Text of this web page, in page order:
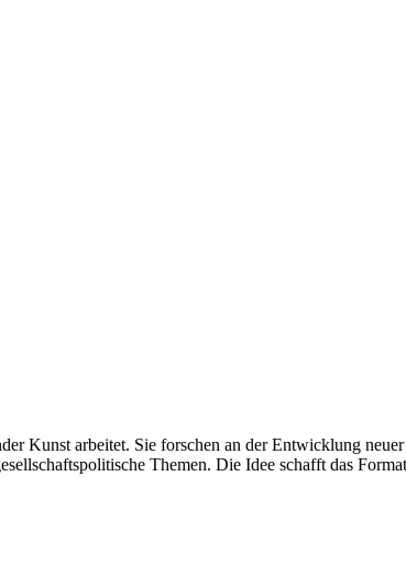
Kunst arbeitet. Sie forschen an der Entwicklung
Themen. Die Idee schafft das